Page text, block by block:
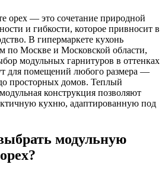
орех — это сочетание природной
и гибкости, которое привносит в
В гипермаркете кухонь
по Москве и Московской области,
модульных гарнитуров в оттенках
для помещений любого размера —
просторных домов. Теплый
конструкция позволяют
кухню, адаптированную под
модульную